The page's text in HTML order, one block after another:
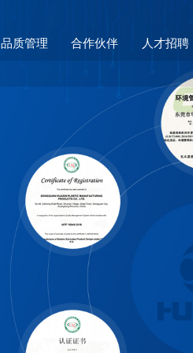
品质管理 合作伙伴 人才招聘